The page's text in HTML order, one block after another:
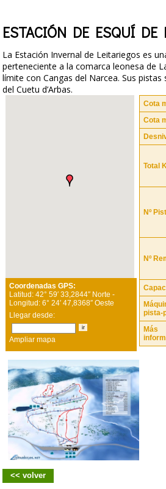
PLANEA TU VIAJE
ACTIVOS TODO EL AÑO
VER PARA CREER
ESTACIÓN DE ESQUÍ DE
La Estación Invernal de Leitariegos es
perteneciente a la comarca leonesa de
límite con Cangas del Narcea. Sus
del Cuetu d’Arbas.
Coordenadas GPS:
Latitud: 42° 59′ 33,2844″ Norte -
Longitud: 6° 24′ 47,8368″ Oeste
Llegar desde:
Ampliar mapa
Cota
Cota
Total
Nº
Nº
pista-
Más
<< volver